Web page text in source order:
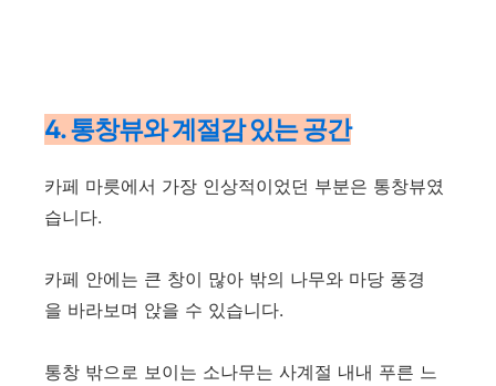
4. 통창뷰와 계절감 있는 공간
카페 마릇에서 가장 인상적이었던 부분은 통창뷰였
습니다.
카페 안에는 큰 창이 많아 밖의 나무와 마당 풍경
을 바라보며 앉을 수 있습니다.
통창 밖으로 보이는 소나무는 사계절 내내 푸른 느